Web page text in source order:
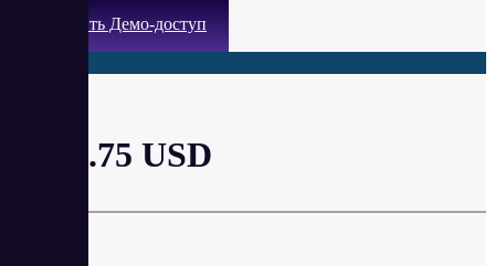
Получить Демо-доступ
от 24.75 USD